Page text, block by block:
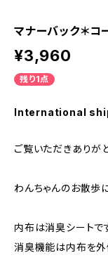
マナーバック＊コ
¥3,960
残り1点
International
ご覧いただきありが
わんちゃんのお散歩
内布は消臭シートで
消臭機能は内布を外